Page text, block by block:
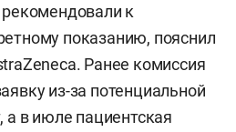
к
показанию, пояснил
Ранее комиссия
из-за потенциальной
в июле пациентская